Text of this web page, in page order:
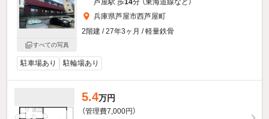
すべての写真
芦屋駅 歩14分 （東海道線など）
兵庫県芦屋市西芦屋町
2階建 / 27年3ヶ月 / 軽量鉄骨
駐車場あり 駐輪場あり
5.4万円
（管理費7,000円）